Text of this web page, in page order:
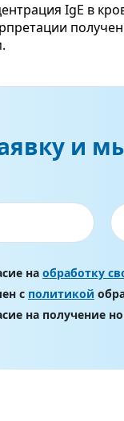
IgE в
и
на обработку
с политикой
на получение